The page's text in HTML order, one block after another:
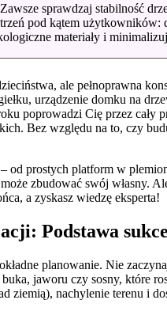
Zawsze sprawdzaj stabilność
pod kątem
materiały i
ale pełnoprawna
urządzenie domku na
poprowadzi Cię przez cały
Bez względu na to, czy
od prostych platform w
zbudować swój własny.
a zyskasz wiedzę eksperta!
Podstawa
planowanie. Nie
jaworu czy sosny, które
ziemią), nachylenie terenu